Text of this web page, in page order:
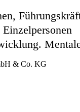
Einzelpersonen
& Co. KG